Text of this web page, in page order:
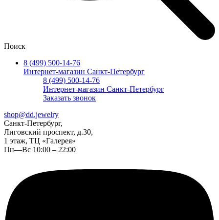
Поиск
8 (499) 500-14-76
Интернет-магазин Санкт-Петербург
8 (499) 500-14-76
Интернет-магазин Санкт-Петербург
Заказать звонок
shop@dd.jewelry
Санкт-Петербург,
Лиговский проспект, д.30,
1 этаж, ТЦ «Галерея»
Пн—Вс 10:00 – 22:00